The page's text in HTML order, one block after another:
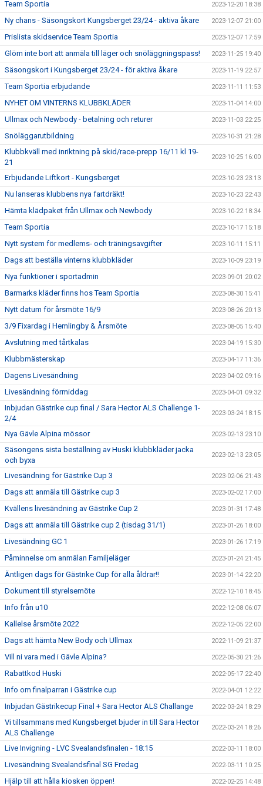
Team Sportia 2023-12-20 18:38
Ny chans - Säsongskort Kungsberget 23/24 - aktiva åkare 2023-12-07 21:00
Prislista skidservice Team Sportia 2023-12-07 17:59
Glöm inte bort att anmäla till läger och snöläggningspass! 2023-11-25 19:40
Säsongskort i Kungsberget 23/24 - för aktiva åkare 2023-11-19 22:57
Team Sportia erbjudande 2023-11-11 11:53
NYHET OM VINTERNS KLUBBKLÄDER 2023-11-04 14:00
Ullmax och Newbody - betalning och returer 2023-11-03 22:25
Snöläggarutbildning 2023-10-31 21:28
Klubbkväll med inriktning på skid/race-prepp 16/11 kl 19-
21
2023-10-25 16:00
Erbjudande Liftkort - Kungsberget 2023-10-23 23:13
Nu lanseras klubbens nya fartdräkt! 2023-10-23 22:43
Hämta klädpaket från Ullmax och Newbody 2023-10-22 18:34
Team Sportia 2023-10-17 15:18
Nytt system för medlems- och träningsavgifter 2023-10-11 15:11
Dags att beställa vinterns klubbkläder 2023-10-09 23:19
Nya funktioner i sportadmin 2023-09-01 20:02
Barmarks kläder finns hos Team Sportia 2023-08-30 15:41
Nytt datum för årsmöte 16/9 2023-08-26 20:13
3/9 Fixardag i Hemlingby & Årsmöte 2023-08-05 15:40
Avslutning med tårtkalas 2023-04-19 15:30
Klubbmästerskap 2023-04-17 11:36
Dagens Livesändning 2023-04-02 09:16
Livesändning förmiddag 2023-04-01 09:32
Inbjudan Gästrike cup final / Sara Hector ALS Challenge 1-
2/4
2023-03-24 18:15
Nya Gävle Alpina mössor 2023-02-13 23:10
Säsongens sista beställning av Huski klubbkläder jacka
och byxa
2023-02-13 23:05
Livesändning för Gästrike Cup 3 2023-02-06 21:43
Dags att anmäla till Gästrike cup 3 2023-02-02 17:00
Kvällens livesändning av Gästrike Cup 2 2023-01-31 17:48
Dags att anmäla till Gästrike cup 2 (tisdag 31/1) 2023-01-26 18:00
Livesändning GC 1 2023-01-26 17:19
Påminnelse om anmälan Familjeläger 2023-01-24 21:45
Äntligen dags för Gästrike Cup för alla åldrar!! 2023-01-14 22:20
Dokument till styrelsemöte 2022-12-10 18:45
Info från u10 2022-12-08 06:07
Kallelse årsmöte 2022 2022-12-05 22:00
Dags att hämta New Body och Ullmax 2022-11-09 21:37
Vill ni vara med i Gävle Alpina? 2022-05-30 21:26
Rabattkod Huski 2022-05-17 22:40
Info om finalparran i Gästrike cup 2022-04-01 12:22
Inbjudan Gästrikecup Final + Sara Hector ALS Challange 2022-03-24 18:29
Vi tillsammans med Kungsberget bjuder in till Sara Hector
ALS Challenge
2022-03-24 18:26
Live Invigning - LVC Svealandsfinalen - 18:15 2022-03-11 18:00
Livesändning Svealandsfinal SG Fredag 2022-03-11 10:25
Hjälp till att hålla kiosken öppen! 2022-02-25 14:48